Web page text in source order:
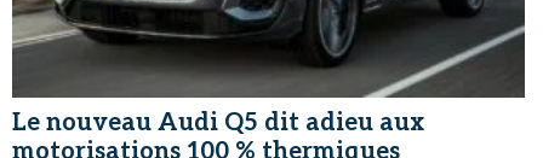
Le nouveau Audi Q5 dit adieu aux
motorisations 100 % thermiques